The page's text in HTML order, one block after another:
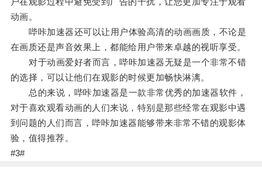
动画。
哔咔加速器还可以让用户体验高清的动画画质，不论是
在画质还是声音效果上，都能给用户带来卓越的视听享受。
对于动画爱好者而言，哔咔加速器无疑是一个非常不错
的选择，可以让他们在观影的时候更加畅快淋漓。
总的来说，哔咔加速器是一款非常优秀的加速器软件，
对于喜欢观看动画的人们来说，特别是那些经常在观影中遇
到问题的人们而言，哔咔加速器能够带来非常不错的观影体
验，值得推荐。
#3#